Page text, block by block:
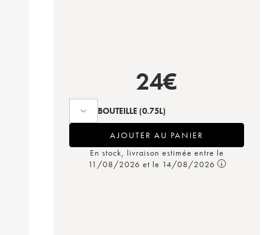
24€
BOUTEILLE (0.75L)
AJOUTER AU PANIER
En stock, livraison estimée entre le
11/08/2026 et le 14/08/2026